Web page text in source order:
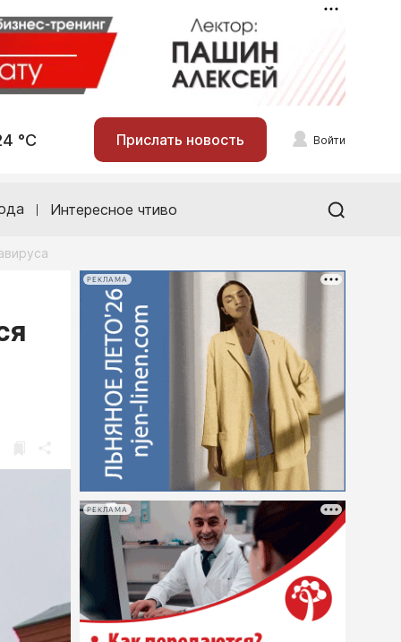
°С Прислать новость Войти
Интересное чтиво
РЕКЛАМА
РЕКЛАМА